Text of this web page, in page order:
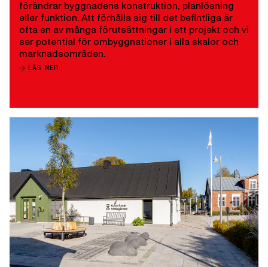
förändrar byggnadens konstruktion, planlösning
eller funktion. Att förhålla sig till det befintliga är
ofta en av många förutsättningar i ett projekt och vi
ser potential för ombyggnationer i alla skalor och
marknadsområden.
LÄS MER